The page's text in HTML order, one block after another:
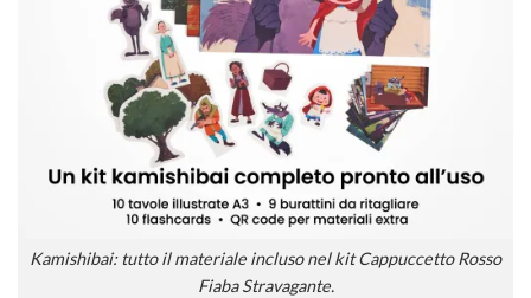
Kamishibai: tutto il materiale incluso nel kit Cappuccetto Rosso
Fiaba Stravagante.